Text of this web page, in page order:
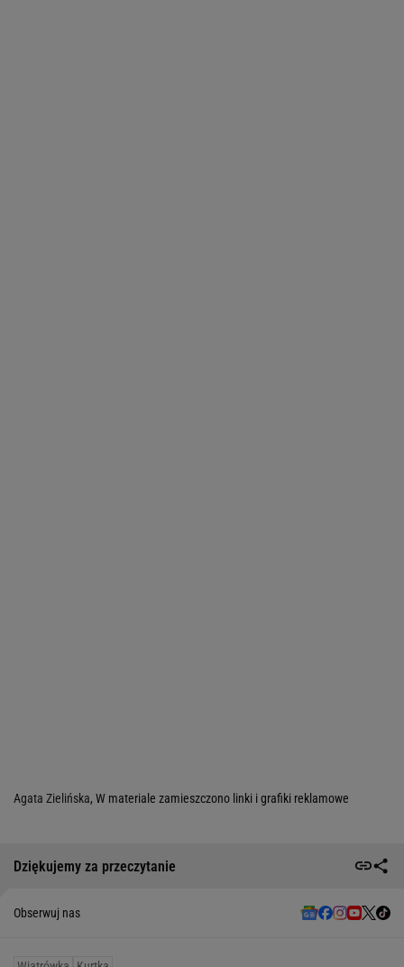
Agata Zielińska, W materiale zamieszczono linki i grafiki reklamowe
Dziękujemy za przeczytanie
Obserwuj nas